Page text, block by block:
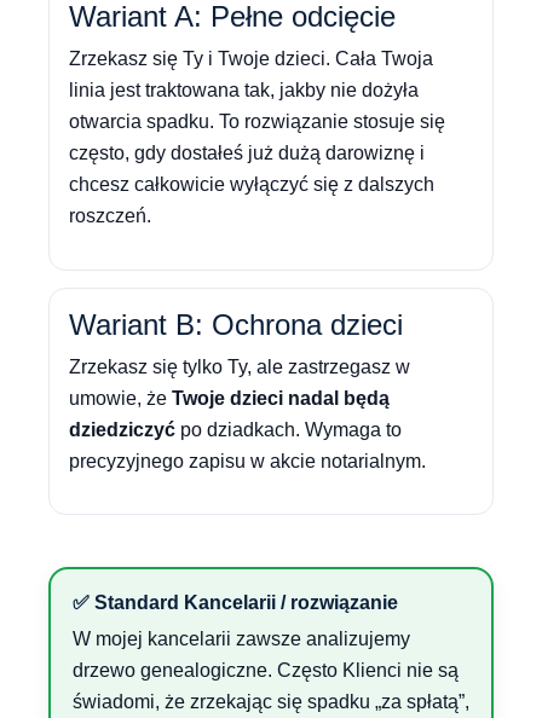
Wariant A: Pełne odcięcie
Zrzekasz się Ty i Twoje dzieci. Cała Twoja
linia jest traktowana tak, jakby nie dożyła
otwarcia spadku. To rozwiązanie stosuje się
często, gdy dostałeś już dużą darowiznę i
chcesz całkowicie wyłączyć się z dalszych
roszczeń.
Wariant B: Ochrona dzieci
Zrzekasz się tylko Ty, ale zastrzegasz w
umowie, że Twoje dzieci nadal będą
dziedziczyć po dziadkach. Wymaga to
precyzyjnego zapisu w akcie notarialnym.
✅ Standard Kancelarii / rozwiązanie
W mojej kancelarii zawsze analizujemy
drzewo genealogiczne. Często Klienci nie są
świadomi, że zrzekając się spadku „za spłatą”,